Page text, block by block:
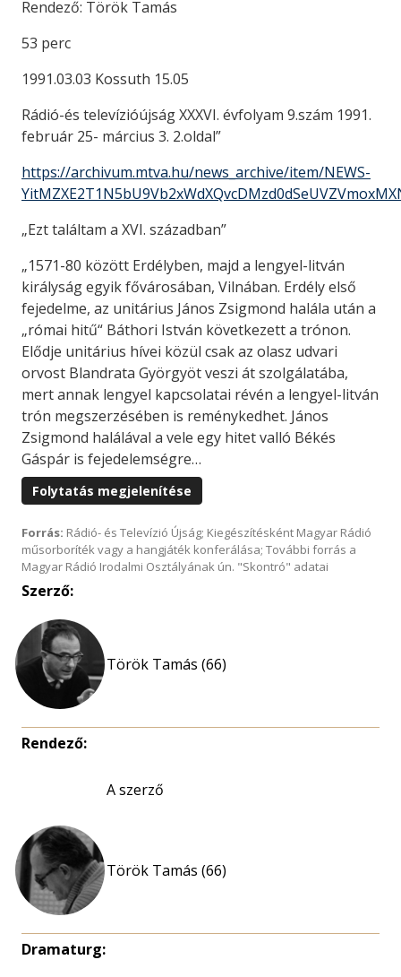
Rendező: Török Tamás
53 perc
1991.03.03 Kossuth 15.05
Rádió-és televízióújság XXXVI. évfolyam 9.szám 1991.
február 25- március 3. 2.oldal”
https://archivum.mtva.hu/news_archive/item/NEWS-
„Ezt találtam a XVI. században”
„1571-80 között Erdélyben, majd a lengyel-litván
királyság egyik fővárosában, Vilnában. Erdély első
fejedelme, az unitárius János Zsigmond halála után a
„római hitű“ Báthori István következett a trónon.
Elődje unitárius hívei közül csak az olasz udvari
orvost Blandrata Györgyöt veszi át szolgálatába,
mert annak lengyel kapcsolatai révén a lengyel-litván
trón megszerzésében is reménykedhet. János
Zsigmond halálával a vele egy hitet valló Békés
Gáspár is fejedelemségre…
Folytatás megjelenítése
Forrás: Rádió- és Televízió Újság; Kiegészítésként Magyar Rádió
műsorboríték vagy a hangjáték konferálása; További forrás a
Magyar Rádió Irodalmi Osztályának ún. "Skontró" adatai
Szerző:
Török Tamás (66)
Rendező:
A szerző
Török Tamás (66)
Dramaturg: